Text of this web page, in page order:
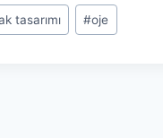
tasarımı #oje